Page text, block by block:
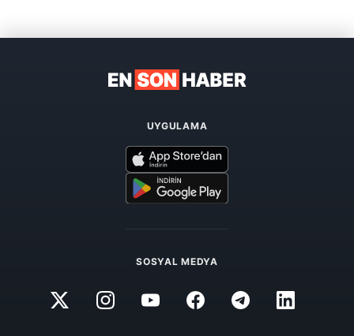
UYGULAMA
SOSYAL MEDYA